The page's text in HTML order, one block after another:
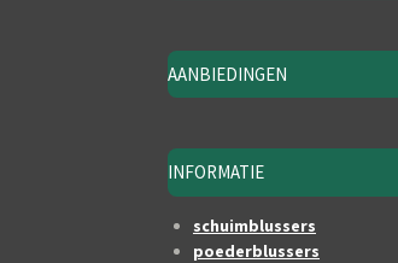
AANBIEDINGEN
INFORMATIE
schuimblussers
poederblussers